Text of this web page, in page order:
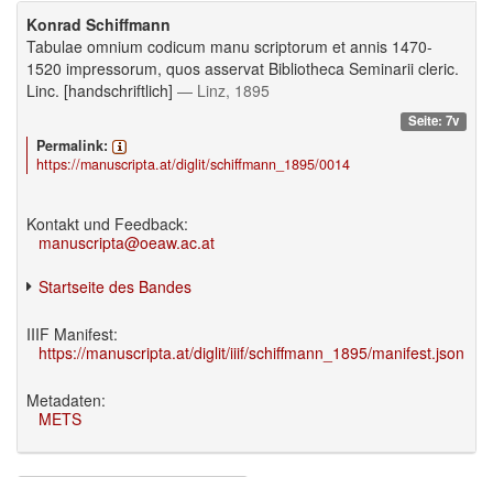
Konrad Schiffmann
Tabulae omnium codicum manu scriptorum et annis 1470-
1520 impressorum, quos asservat Bibliotheca Seminarii cleric.
Linc. [handschriftlich] — Linz, 1895
Seite: 7v
Permalink:
https://manuscripta.at/diglit/schiffmann_1895/0014
Kontakt und Feedback:
manuscripta@oeaw.ac.at
Startseite des Bandes
IIIF Manifest:
https://manuscripta.at/diglit/iiif/schiffmann_1895/manifest.json
Metadaten:
METS